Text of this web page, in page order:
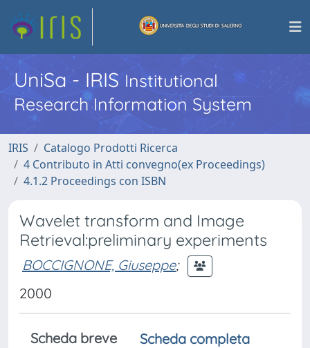
UniSa - IRISInstitutional
Research Information System
IRIS
Catalogo Prodotti Ricerca
4 Contributo in Atti convegno(ex Proceedings)
4.1.2 Proceedings con ISBN
Wavelet transform and Image
Retrieval:preliminary experiments
BOCCIGNONE, Giuseppe;
2000
Scheda breve
Scheda completa